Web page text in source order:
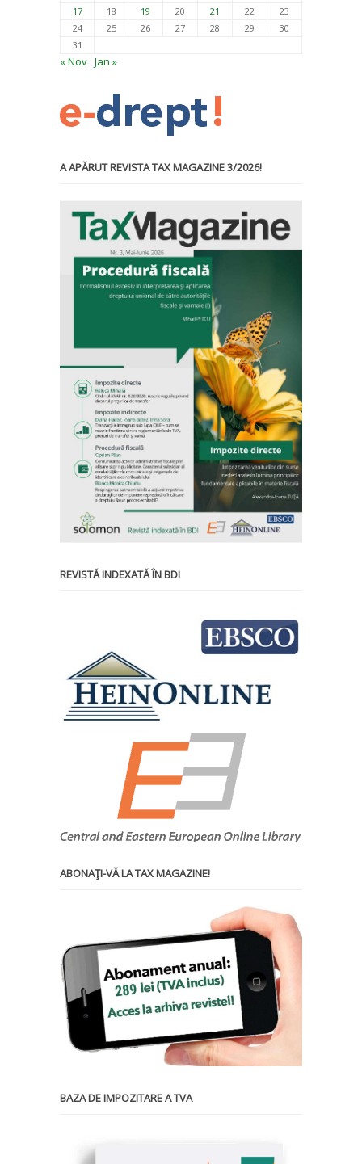
17 18 19 20 21 22
23
24
25 26 27 28 29
30
31
« Nov Jan »
A APĂRUT REVISTA TAX MAGAZINE 3/2026!
REVISTĂ INDEXATĂ ÎN BDI
ABONAŢI-VĂ LA TAX MAGAZINE!
BAZA DE IMPOZITARE A TVA